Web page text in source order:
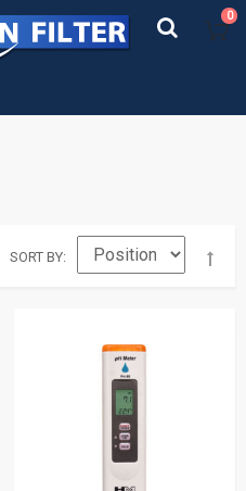
0
SORT BY